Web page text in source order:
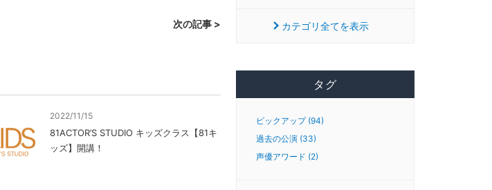
次の記事 >
2022/11/15
81ACTOR’S STUDIO キッズクラス【81キ
ッズ】開講！
カテゴリ全てを表示
タグ
ピックアップ (94)
過去の公演 (33)
声優アワード (2)